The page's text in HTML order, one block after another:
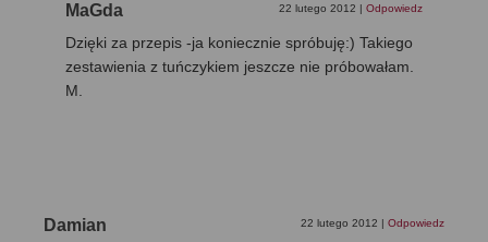
MaGda 22 lutego 2012 Odpowiedz
Dzięki za przepis -ja koniecznie spróbuję:) Takiego
zestawienia z tuńczykiem jeszcze nie próbowałam.
M.
Damian 22 lutego 2012 Odpowiedz